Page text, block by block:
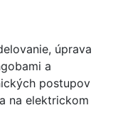
úprava
a
postupov
na elektrickom